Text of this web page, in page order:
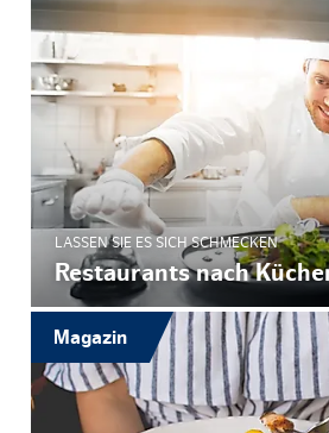
LASSEN SIE ES SICH SCHMECKEN
Restaurants nach
Magazin